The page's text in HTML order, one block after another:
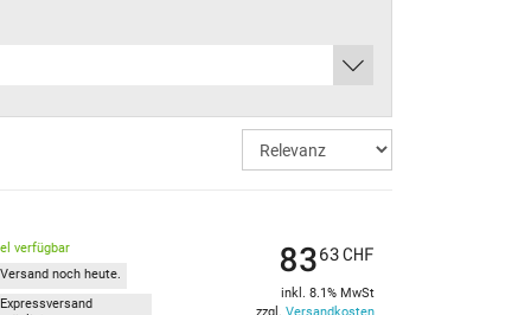
verfügbar
Versand noch heute.
Expressversand
8363CHF
inkl. 8.1% MwSt